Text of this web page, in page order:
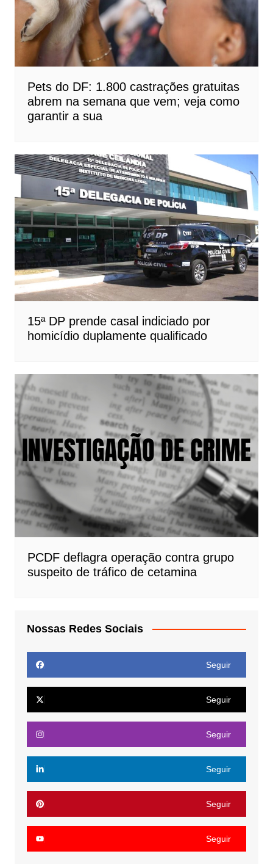
Pets do DF: 1.800 castrações gratuitas
abrem na semana que vem; veja como
garantir a sua
15ª DP prende casal indiciado por
homicídio duplamente qualificado
PCDF deflagra operação contra grupo
suspeito de tráfico de cetamina
Nossas Redes Sociais
Seguir
Seguir
Seguir
Seguir
Seguir
Seguir